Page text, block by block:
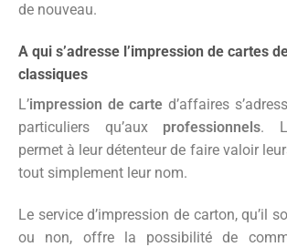
de nouveau.
A qui s’adresse l’impression de cartes
classiques
L’impression de carte d’affaires
particuliers qu’aux professionnels.
permet à leur détenteur de faire valoir
tout simplement leur nom.
Le service d’impression de carton, qu’il
ou non, offre la possibilité de